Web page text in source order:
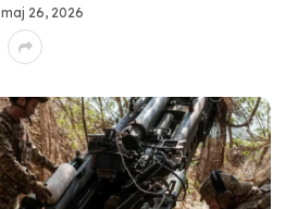
maj 26, 2026